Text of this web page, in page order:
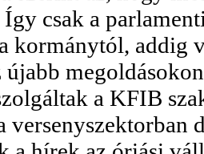
csak a
kormánytól, addig
a KFIB
versenyszektorban